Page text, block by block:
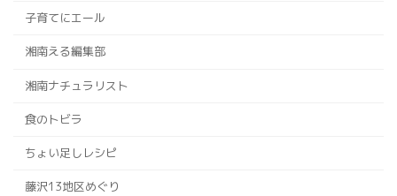
子育てにエール
湘南える編集部
湘南ナチュラリスト
食のトビラ
ちょい足しレシピ
藤沢13地区めぐり